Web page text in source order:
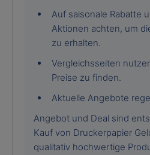
Auf saisonale Rabatte
Aktionen achten, um
zu erhalten.
Vergleichsseiten
Preise zu finden.
Aktuelle Angebote
Angebot und Deal sind
Kauf von Druckerpapier
qualitativ hochwertige